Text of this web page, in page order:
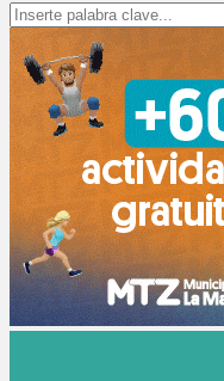
Search
for: